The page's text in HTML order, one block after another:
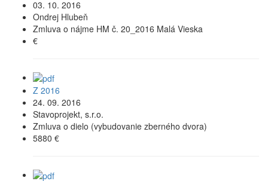
03. 10. 2016
Ondrej Hlubeň
Zmluva o nájme HM č. 20_2016 Malá Vieska
€
Z 2016
24. 09. 2016
Stavoprojekt, s.r.o.
Zmluva o dielo (vybudovanie zberného dvora)
5880 €